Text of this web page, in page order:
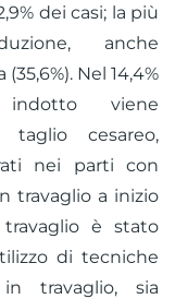
dei casi; la più
anche
Nel 14,4%
viene
taglio cesareo,
nei parti con
travaglio a inizio
è stato
di tecniche
travaglio, sia